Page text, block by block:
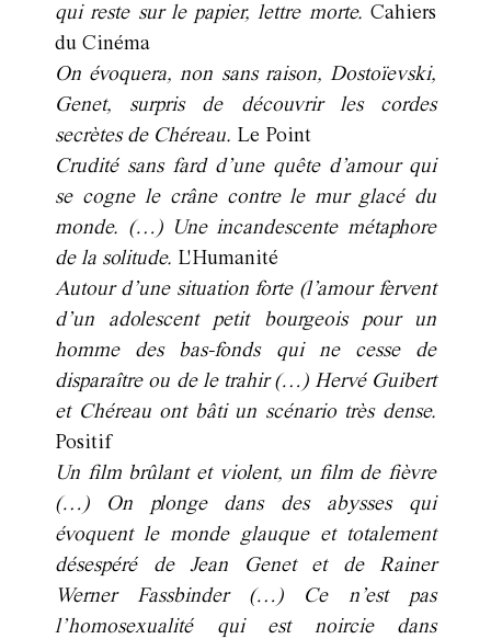
qui reste sur le papier, lettre morte. Cahiers
du Cinéma
On évoquera, non sans raison, Dostoïevski,
Genet, surpris de découvrir les cordes
secrètes de Chéreau. Le Point
Crudité sans fard d’une quête d’amour qui
se cogne le crâne contre le mur glacé du
monde. (…) Une incandescente métaphore
de la solitude. L'Humanité
Autour d’une situation forte (l’amour fervent
d’un adolescent petit bourgeois pour un
homme des bas-fonds qui ne cesse de
disparaître ou de le trahir (…) Hervé Guibert
et Chéreau ont bâti un scénario très dense.
Positif
Un film brûlant et violent, un film de fièvre
(…) On plonge dans des abysses qui
évoquent le monde glauque et totalement
désespéré de Jean Genet et de Rainer
Werner Fassbinder (…) Ce n’est pas
l’homosexualité qui est noircie dans